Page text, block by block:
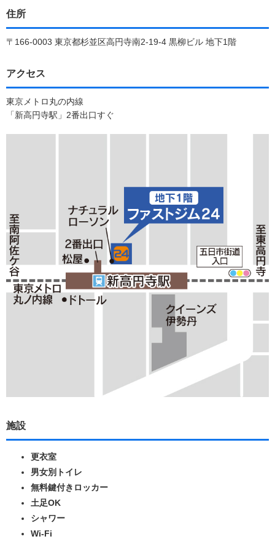
住所
〒166-0003 東京都杉並区高円寺南2-19-4 黒柳ビル 地下1階
アクセス
東京メトロ丸の内線
「新高円寺駅」2番出口すぐ
施設
更衣室
男女別トイレ
無料鍵付きロッカー
土足OK
シャワー
Wi-Fi